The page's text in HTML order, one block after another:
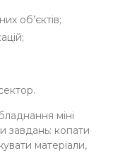
об’єктів;
міні
завдань: копати
матеріали,